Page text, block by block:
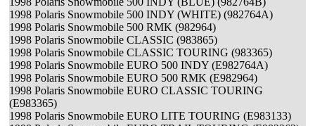
1998 Polaris Snowmobile 500 INDY (WHITE) (982764A)
1998 Polaris Snowmobile 500 RMK (982964)
1998 Polaris Snowmobile CLASSIC (983865)
1998 Polaris Snowmobile CLASSIC TOURING (983365)
1998 Polaris Snowmobile EURO 500 INDY (E982764A)
1998 Polaris Snowmobile EURO 500 RMK (E982964)
1998 Polaris Snowmobile EURO CLASSIC TOURING
(E983365)
1998 Polaris Snowmobile EURO LITE TOURING (E983133)